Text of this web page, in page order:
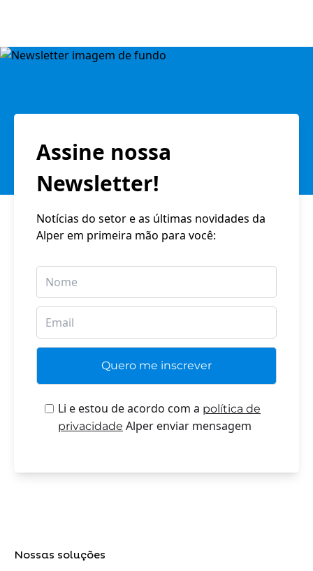
Assine nossa
Newsletter!
Notícias do setor e as últimas novidades da
Alper em primeira mão para você:
Li e estou de acordo com a política de
privacidade Alper enviar mensagem
Nossas soluções